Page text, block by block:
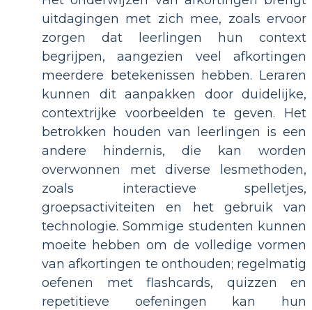
uitdagingen met zich mee, zoals ervoor
zorgen dat leerlingen hun context
begrijpen, aangezien veel afkortingen
meerdere betekenissen hebben. Leraren
kunnen dit aanpakken door duidelijke,
contextrijke voorbeelden te geven. Het
betrokken houden van leerlingen is een
andere hindernis, die kan worden
overwonnen met diverse lesmethoden,
zoals interactieve spelletjes,
groepsactiviteiten en het gebruik van
technologie. Sommige studenten kunnen
moeite hebben om de volledige vormen
van afkortingen te onthouden; regelmatig
oefenen met flashcards, quizzen en
repetitieve oefeningen kan hun